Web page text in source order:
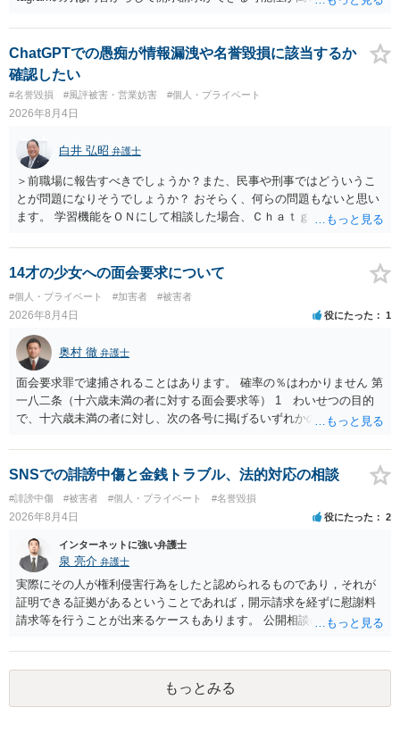
いでしょう。７月中にアカウントが削除されている場合、今から進め
ても失敗する可能性が高いように思われます。 相手を特定できた場
合、相手に全ての弁護士費用を負担させることは可能でしょうか？ →
訴訟外の交渉で相手方が認めれば負担させることができるでしょう。
訴訟で判決となった場合は、実際の弁護士費用が認められる場合と認
められない場合があり何ともいえないところでしょう。
ChatGPTでの愚痴が情報漏洩や名誉毀損に該当するか
確認したい
#名誉毀損 #風評被害・営業妨害 #個人・プライベート
2026年8月4日
白井 弘昭 弁護士
＞前職場に報告すべきでしょうか？また、民事や刑事ではどういうこ
とが問題になりそうでしょうか？ おそらく、何らの問題もないと思い
ます。 学習機能をＯＮにして相談した場合、Ｃｈａｔｇｐｔがｏｐｅ
する可能性がありますが、個人名や会社名を特定していない限り、一
般論として抽象化されて回答に織り込まれる可能性が生じるにすぎま
せんので、その情報自体が、秘密情報に当たるとは思えませんし、名
誉棄損として、個人や会社に対する誹謗中傷の不特定多数への公開に
当たるとも思われません。 もちろん、誰がその内容をｃｈａｔｇｐｔ
に入力したかも第三者にしられることはないので、個人や会社の特定
をせずに書き込んだことで（おそらく特定して書き込んだとして
も）、相談者さんが刑事民事の責任に問われることはないでしょう。
私見ながらご参考まで。
14才の少女への面会要求について
#個人・プライベート #加害者 #被害者
2026年8月4日 役にたった 1
奥村 徹 弁護士
面会要求罪で逮捕されることはあります。 確率の％はわかりません 第
一八二条（十六歳未満の者に対する面会要求等） 1 わいせつの目的
で、十六歳未満の者に対し、次の各号に掲げるいずれかの行為をした
が生まれた日より五年以上前の日に生まれた者に限る。）は、一年以
下の拘禁刑又は五十万円以下の罰金に処する。 一 威迫し、偽計を用
い又は誘惑して面会を要求すること。 二 拒まれたにもかかわらず、
反復して面会を要求すること。 三 金銭その他の利益を供与し、又は
その申込み若しくは約束をして面会を要求すること。 2前項の罪を犯
し、よってわいせつの目的で当該十六歳未満の者と面会をした者は、
二年以下の拘禁刑又は百万円以下の罰金に処する。
SNSでの誹謗中傷と金銭トラブル、法的対応の相談
#誹謗中傷 #被害者 #個人・プライベート #名誉毀損
2026年8月4日 役にたった 2
インターネットに強い弁護士
泉 亮介 弁護士
実際にその人が権利侵害行為をしたと認められるものであり，それが
証明できる証拠があるということであれば，開示請求を経ずに慰謝料
請求等を行うことが出来るケースもあります。 公開相談の場では回答
に個別に相談されると良いでしょう。
もっとみる